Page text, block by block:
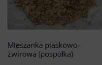
Mieszanka piaskowo-
żwirowa (pospółka)